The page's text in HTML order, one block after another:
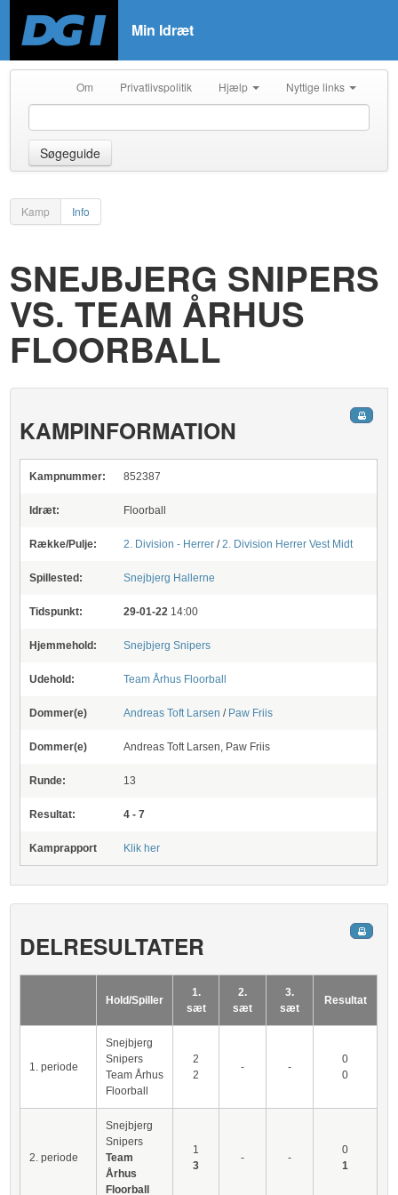
Min Idræt
Om Privatlivspolitik Hjælp Nyttige links
Søgeguide
Kamp Info
SNEJBJERG SNIPERS
VS. TEAM ÅRHUS
FLOORBALL
KAMPINFORMATION
Kampnummer: 852387
Idræt: Floorball
Række/Pulje: 2. Division - Herrer /2. Division Herrer Vest Midt
Spillested: Snejbjerg Hallerne
Tidspunkt: 29-01-22 14:00
Hjemmehold: Snejbjerg Snipers
Udehold: Team Århus Floorball
Dommer(e) Andreas Toft Larsen / Paw Friis
Dommer(e) Andreas Toft Larsen, Paw Friis
Runde: 13
Resultat: 4 - 7
Kamprapport Klik her
DELRESULTATER
Hold/Spiller
1.
sæt
2.
sæt
3.
sæt
Resultat
1. periode
Snejbjerg
Snipers
Team Århus
Floorball
2
2
- -
0
0
2. periode
Snejbjerg
Snipers
Team
Århus
Floorball
1
3
- -
0
1